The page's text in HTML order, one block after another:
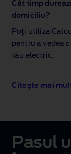
Cât timp
domiciliu?
Poți utiliza
pentru a vedea
tău electric.
Citește mai
Pasul